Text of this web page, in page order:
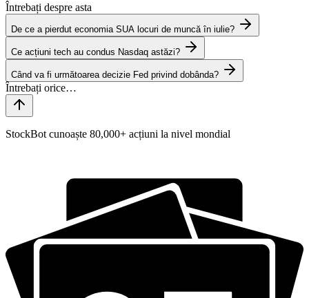
Întrebați despre asta
De ce a pierdut economia SUA locuri de muncă în iulie?
Ce acțiuni tech au condus Nasdaq astăzi?
Când va fi următoarea decizie Fed privind dobânda?
StockBot cunoaște 80,000+ acțiuni la nivel mondial